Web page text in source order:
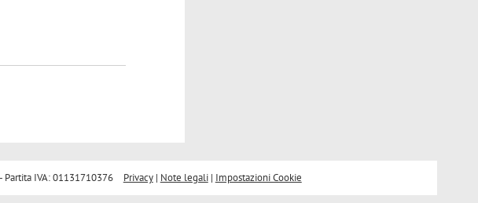
Partita IVA: 01131710376 Privacy| Note legali| Impostazioni Cookie